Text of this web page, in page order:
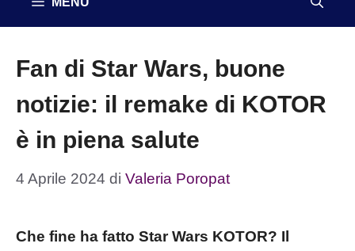
Fan di Star Wars, buone
notizie: il remake di KOTOR
è in piena salute
4 Aprile 2024 di Valeria Poropat
Che fine ha fatto Star Wars KOTOR? Il